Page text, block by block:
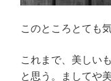
このところとても
これまで、美しい
と思う。ましてや